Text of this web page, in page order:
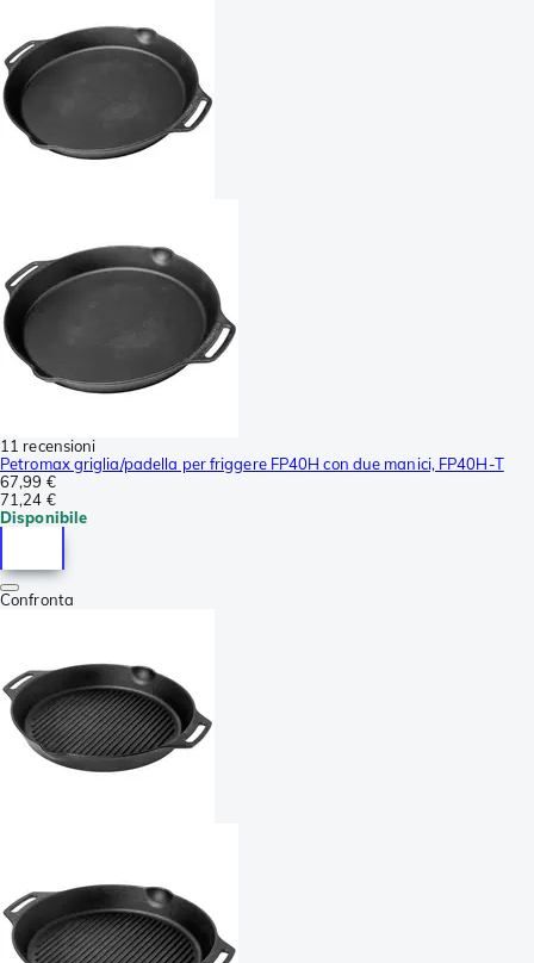
11 recensioni
Petromax griglia/padella per friggere FP40H con due manici, FP40H-T
67,99 €
71,24 €
Disponibile
Confronta